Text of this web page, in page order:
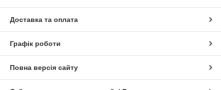
Доставка та оплата
Графік роботи
Повна версія сайту